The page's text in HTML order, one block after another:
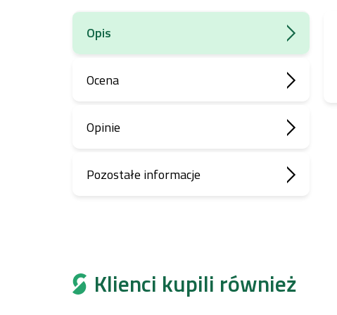
Opis
Ocena
Opinie
Pozostałe informacje
Klienci kupili również